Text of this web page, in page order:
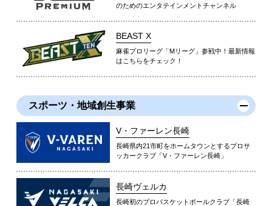
のためのエンタテインメントチャンネル
BEAST X
麻雀プロリーグ「Mリーグ」参戦中！最新情報
はこちらをチェック！
スポーツ・地域創生事業
V・ファーレン長崎
長崎県内21市町をホームタウンとするプロサ
ッカークラブ「V・ファーレン長崎」
長崎ヴェルカ
長崎初のプロバスケットボールクラブ「長崎